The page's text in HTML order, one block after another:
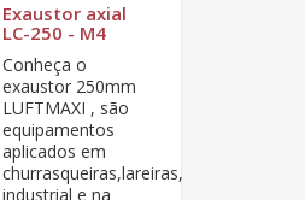
Exaustor axial
LC-250 - M4
Conheça o
exaustor 250mm
LUFTMAXI , são
equipamentos
aplicados em
churrasqueiras,lareiras,cozinha
industrial e na